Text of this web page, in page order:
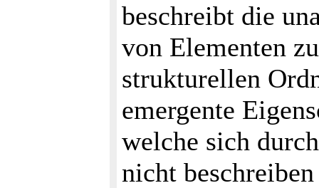
beschreibt die
von Elementen
strukturellen
emergente
welche sich
nicht